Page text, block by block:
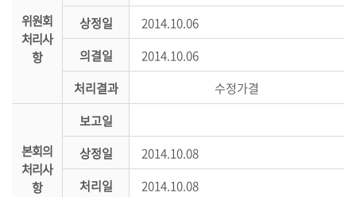
의
위원회
처리사
항
상정일
2014.10.06
의결일
2014.10.06
처리결과
수정가결
본회의
처리사
항
보고일
상정일
2014.10.08
처리일
2014.10.08